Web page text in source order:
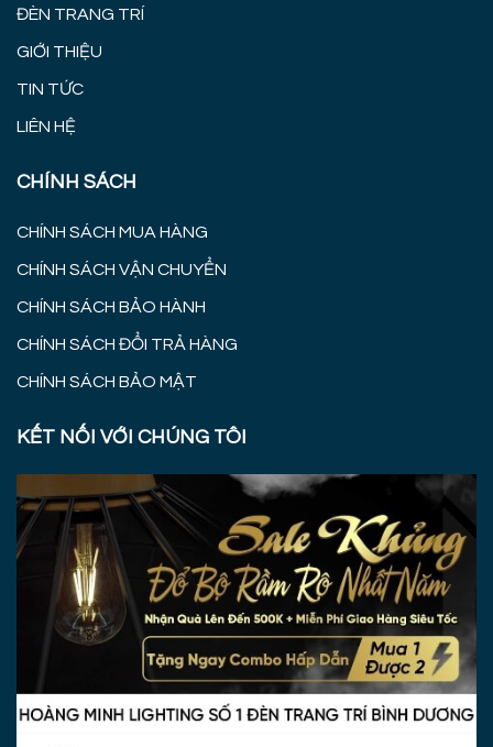
ĐÈN TRANG TRÍ
GIỚI THIỆU
TIN TỨC
LIÊN HỆ
CHÍNH SÁCH
CHÍNH SÁCH MUA HÀNG
CHÍNH SÁCH VẬN CHUYỂN
CHÍNH SÁCH BẢO HÀNH
CHÍNH SÁCH ĐỔI TRẢ HÀNG
CHÍNH SÁCH BẢO MẬT
KẾT NỐI VỚI CHÚNG TÔI